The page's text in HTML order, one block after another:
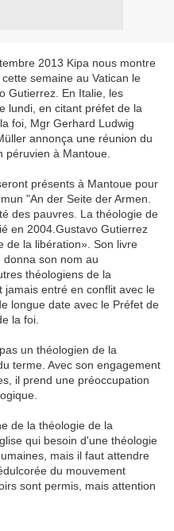
2013 Kipa nous montre
semaine au Vatican le
Gutierrez. En Italie, les
lundi, en citant préfet de la
foi, Mgr Gerhard Ludwig
annonça une réunion du
péruvien à Mantoue.
présents à Mantoue pour
"An der Seite der Armen.
des pauvres. La théologie de
en 2004.Gustavo Gutierrez
de la libération». Son livre
son nom au
théologiens de la
jamais entré en conflit avec le
longue date avec le Préfet de
la foi.
un théologien de la
terme. Avec son engagement
il prend une préoccupation
de la théologie de la
qui besoin d'une théologie
mais il faut attendre
du mouvement
sont permis, mais attention